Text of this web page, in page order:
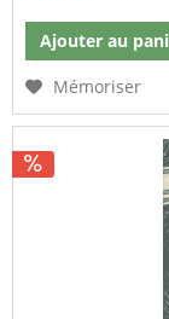
Ajouter au
Mémoriser